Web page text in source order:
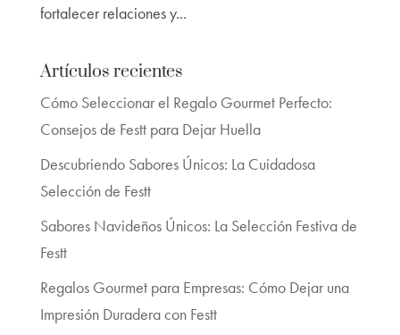
fortalecer relaciones y...
Artículos recientes
Cómo Seleccionar el Regalo Gourmet Perfecto:
Consejos de Festt para Dejar Huella
Descubriendo Sabores Únicos: La Cuidadosa
Selección de Festt
Sabores Navideños Únicos: La Selección Festiva de
Festt
Regalos Gourmet para Empresas: Cómo Dejar una
Impresión Duradera con Festt